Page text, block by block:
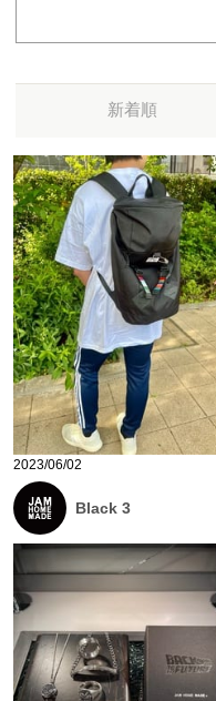
新着順
2023/06/02
Black 3